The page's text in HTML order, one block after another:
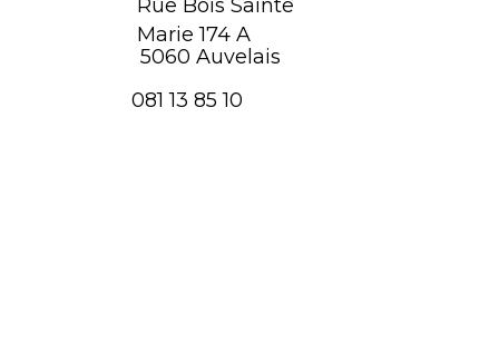
Rue Bois Sainte
Marie 174 A
5060 Auvelais
081 13 85 10